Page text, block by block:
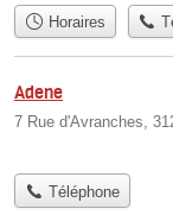
Horaires
Adene
7 Rue d'Avranches,
Téléphone